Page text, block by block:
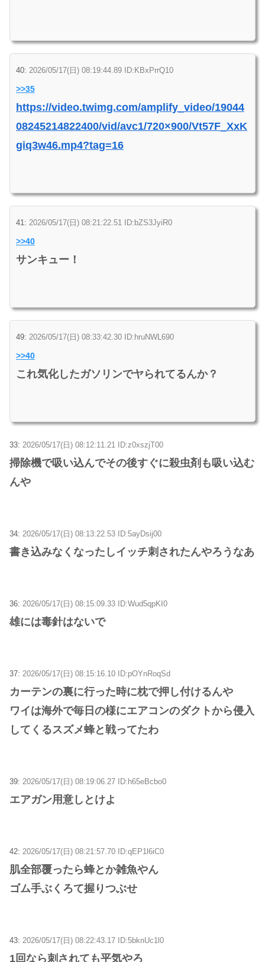
40: 2026/05/17(日) 08:19:44.89 ID:KBxPrrQ10
>>35
https://video.twimg.com/amplify_video/19044
08245214822400/vid/avc1/720×900/Vt57F_XxK
giq3w46.mp4?tag=16
41: 2026/05/17(日) 08:21:22.51 ID:bZS3JyiR0
>>40
サンキュー！
49: 2026/05/17(日) 08:33:42.30 ID:hruNWL690
>>40
これ気化したガソリンでヤられてるんか？
33: 2026/05/17(日) 08:12:11.21 ID:z0xszjT00
掃除機で吸い込んでその後すぐに殺虫剤も吸い込む
んや
34: 2026/05/17(日) 08:13:22.53 ID:5ayDsij00
書き込みなくなったしイッチ刺されたんやろうなあ
36: 2026/05/17(日) 08:15:09.33 ID:Wud5qpKI0
雄には毒針はないで
37: 2026/05/17(日) 08:15:16.10 ID:pOYnRoqSd
カーテンの裏に行った時に枕で押し付けるんや
ワイは海外で毎日の様にエアコンのダクトから侵入
してくるスズメ蜂と戦ってたわ
39: 2026/05/17(日) 08:19:06.27 ID:h65eBcbo0
エアガン用意しとけよ
42: 2026/05/17(日) 08:21:57.70 ID:qEP1l6iC0
肌全部覆ったら蜂とか雑魚やん
ゴム手ぶくろて握りつぶせ
43: 2026/05/17(日) 08:22:43.17 ID:5bknUc1l0
1回なら刺されても平気やろ